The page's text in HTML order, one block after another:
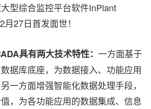
型综合监控平台软件InPlant
27日首发面世！
具有两大技术特性： 一方面基于
据库底座，为数据接入、功能应用
一方面增强智能化数据处理手段，
，为各功能应用的数据集成、信息